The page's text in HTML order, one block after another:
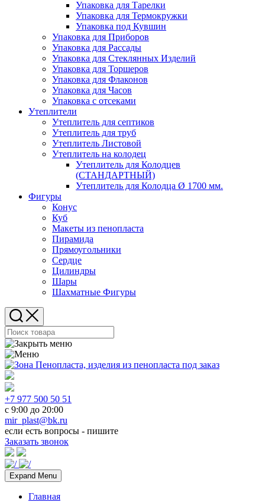
Упаковка для Тарелки
Упаковка для Термокружки
Упаковка под Кувшин
Упаковка для Приборов
Упаковка для Рассады
Упаковка для Стеклянных Изделий
Упаковка для Торшеров
Упаковка для Флаконов
Упаковка для Часов
Упаковка с отсеками
Утеплители
Утеплитель для септиков
Утеплитель для труб
Утеплитель Листовой
Утеплитель на колодец
Утeплитель для Колодцев
(СТАНДАРТНЫЙ)
Утеплитель для Колодца Ø 1700 мм.
Фигуры
Конус
Куб
Макеты из пенопласта
Пирамида
Прямоугольники
Сердце
Цилиндры
Шары
Шахматные Фигуры
+7 977 500 50 51
с 9:00 до 20:00
mir_plast@bk.ru
если есть вопросы - пишите
Заказать звонок
Expand Menu
Главная